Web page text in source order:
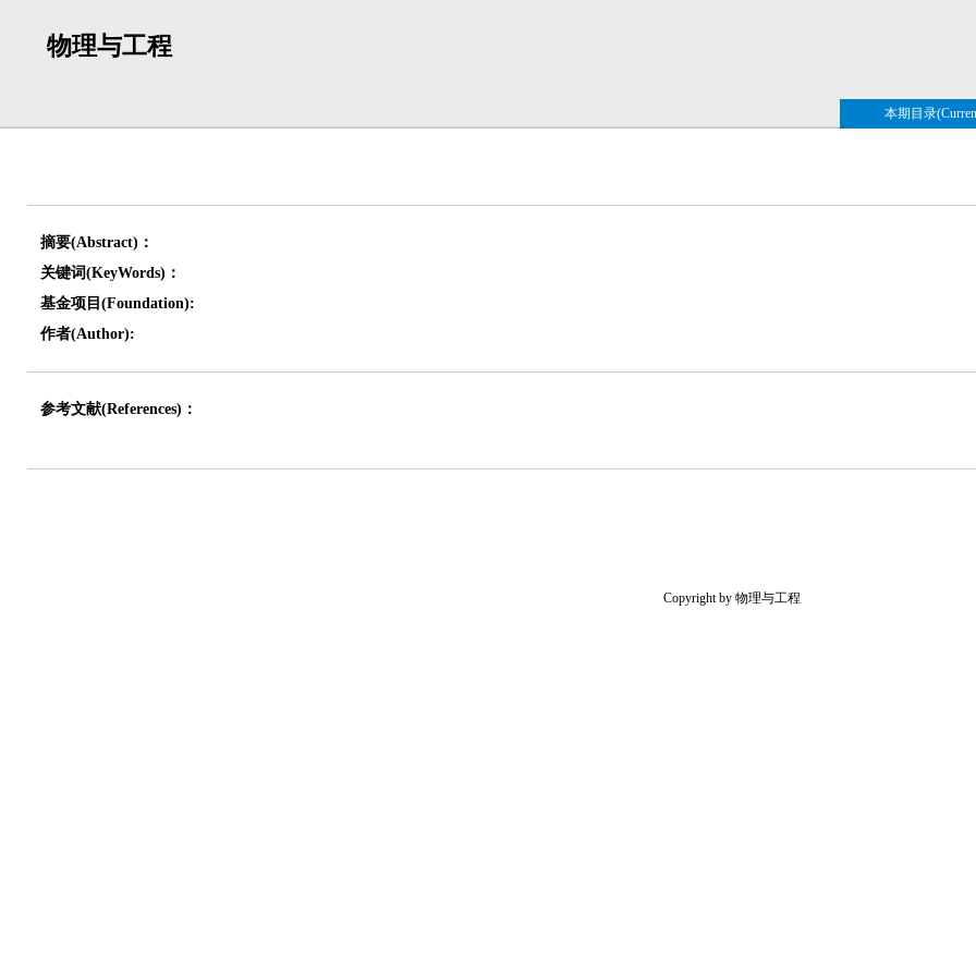
物理与工程
本期目录
摘要(Abstract)：
关键词(KeyWords)：
基金项目(Foundation):
作者(Author):
参考文献(References)：
Copyright by 物理与工程